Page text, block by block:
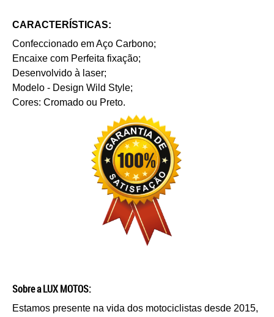
CARACTERÍSTICAS:
Confeccionado em Aço Carbono;
Encaixe com Perfeita fixação;
Desenvolvido à laser;
Modelo - Design Wild Style;
Cores: Cromado ou Preto.
Sobre a LUX MOTOS:
Estamos presente na vida dos motociclistas desde 2015,